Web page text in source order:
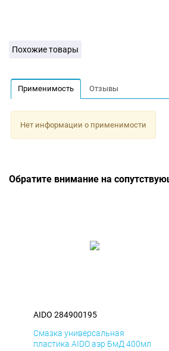
Похожие товары
Применимость Отзывы
Нет информации о применимости
Обратите внимание на
AIDO 284900195
Смазка универсальная
пластика AIDO аэр БмД 400мл